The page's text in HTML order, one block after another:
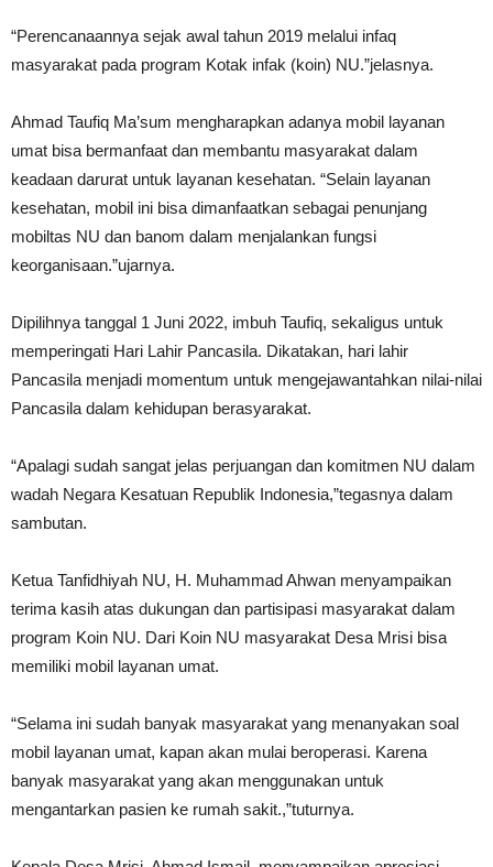
“Perencanaannya sejak awal tahun 2019 melalui infaq
masyarakat pada program Kotak infak (koin) NU.”jelasnya.
Ahmad Taufiq Ma’sum mengharapkan adanya mobil layanan
umat bisa bermanfaat dan membantu masyarakat dalam
keadaan darurat untuk layanan kesehatan. “Selain layanan
kesehatan, mobil ini bisa dimanfaatkan sebagai penunjang
mobiltas NU dan banom dalam menjalankan fungsi
keorganisaan.”ujarnya.
Dipilihnya tanggal 1 Juni 2022, imbuh Taufiq, sekaligus untuk
memperingati Hari Lahir Pancasila. Dikatakan, hari lahir
Pancasila menjadi momentum untuk mengejawantahkan nilai-nilai
Pancasila dalam kehidupan berasyarakat.
“Apalagi sudah sangat jelas perjuangan dan komitmen NU dalam
wadah Negara Kesatuan Republik Indonesia,”tegasnya dalam
sambutan.
Ketua Tanfidhiyah NU, H. Muhammad Ahwan menyampaikan
terima kasih atas dukungan dan partisipasi masyarakat dalam
program Koin NU. Dari Koin NU masyarakat Desa Mrisi bisa
memiliki mobil layanan umat.
“Selama ini sudah banyak masyarakat yang menanyakan soal
mobil layanan umat, kapan akan mulai beroperasi. Karena
banyak masyarakat yang akan menggunakan untuk
mengantarkan pasien ke rumah sakit.,”tuturnya.